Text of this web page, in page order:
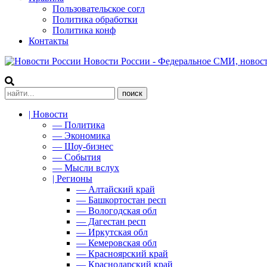
Пользовательское согл
Политика обработки
Политика конф
Контакты
Новости России - Федеральное СМИ,
| Новости
— Политика
— Экономика
— Шоу-бизнес
— События
— Мысли вслух
| Регионы
— Алтайский край
— Башкортостан респ
— Вологодская обл
— Дагестан респ
— Иркутская обл
— Кемеровская обл
— Красноярский край
— Краснодарский край